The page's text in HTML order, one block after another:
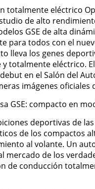
totalmente eléctrico
de alto
GSE de alta
para todos con el
lleva los genes
totalmente eléctrico.
en el Salón del
imágenes oficiales
GSE: compacto en
deportivas de
de los compactos
al volante. Un
mercado de los
de conducción